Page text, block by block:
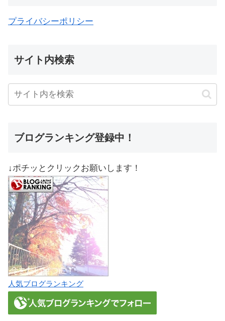
プライバシーポリシー
サイト内検索
ブログランキング登録中！
↓ポチッとクリックお願いします！
人気ブログランキング